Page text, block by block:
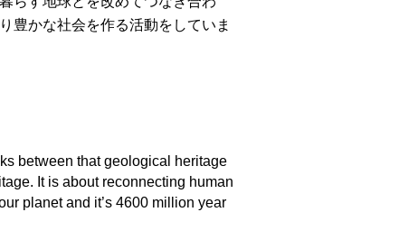
豊かな社会を作る活動をしていま
between that geological heritage
It is about reconnecting human
planet and it’s 4600 million year